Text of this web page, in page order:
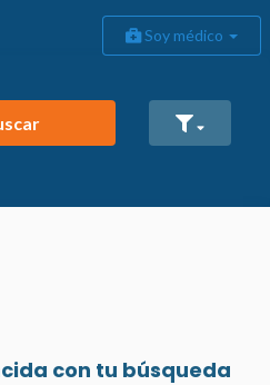
Soy médico
con tu búsqueda